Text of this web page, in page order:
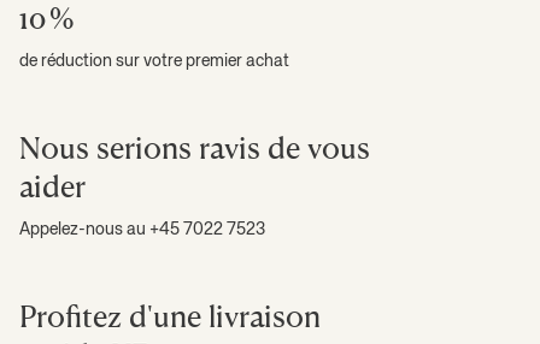
10 %
de réduction sur votre premier achat
Nous serions ravis de vous
aider
Appelez-nous au +45 7022 7523
Profitez d'une livraison